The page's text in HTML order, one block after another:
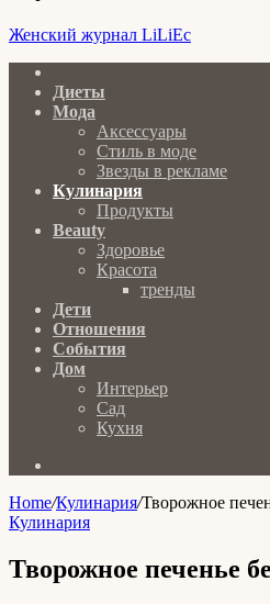
Женский журнал LiLiEc
Диеты
Мода
Аксессуары
Стиль в моде
Звезды в рекламе
Кулинария
Продукты
Beauty
Здоровье
Красота
тренды
Дети
Отношения
События
Дом
Интерьер
Сад
Кухня
Home/Кулинария/Творожное
Кулинария
Творожное печенье